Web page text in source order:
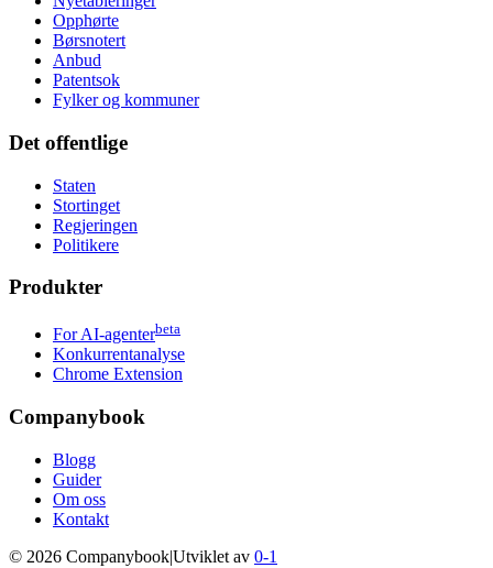
Opphørte
Børsnotert
Anbud
Patentsok
Fylker og kommuner
Det offentlige
Staten
Stortinget
Regjeringen
Politikere
Produkter
For AI-agenterbeta
Konkurrentanalyse
Chrome Extension
Companybook
Blogg
Guider
Om oss
Kontakt
© 2026 Companybook|Utviklet av 0-1